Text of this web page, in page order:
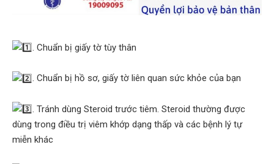
. Chuẩn bị giấy tờ tùy thân
. Chuẩn bị hồ sơ, giấy tờ liên quan sức khỏe của bạn
. Tránh dùng Steroid trước tiêm. Steroid thường được
dùng trong điều trị viêm khớp dạng thấp và các bệnh lý tự
miễn khác